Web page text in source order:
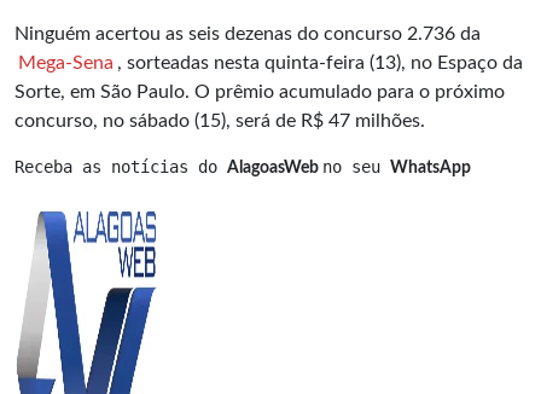
Ninguém acertou as seis dezenas do concurso 2.736 da
Mega-Sena , sorteadas nesta quinta-feira (13), no Espaço da
Sorte, em São Paulo. O prêmio acumulado para o próximo
concurso, no sábado (15), será de R$ 47 milhões.
Receba as notícias do AlagoasWeb no seu WhatsApp